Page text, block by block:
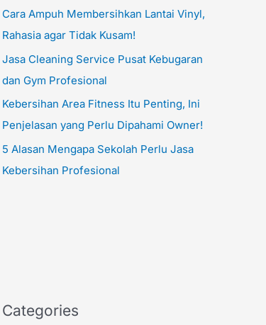
Cara Ampuh Membersihkan Lantai Vinyl,
Rahasia agar Tidak Kusam!
Jasa Cleaning Service Pusat Kebugaran
dan Gym Profesional
Kebersihan Area Fitness Itu Penting, Ini
Penjelasan yang Perlu Dipahami Owner!
5 Alasan Mengapa Sekolah Perlu Jasa
Kebersihan Profesional
Categories